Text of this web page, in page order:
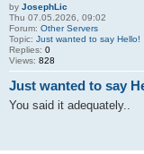
by JosephLic
Thu 07.05.2026, 09:02
Forum: Other Servers
Topic: Just wanted to say Hello!
Replies: 0
Views: 828
Just wanted to say
You said it adequately..